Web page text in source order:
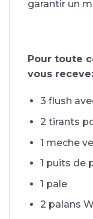
garantir un
Pour toute
vous
3 flush
2 tirants
1 meche
1 puits de
1 pale
2 palans